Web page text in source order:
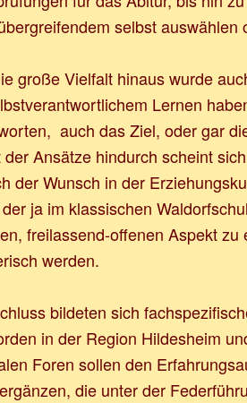
selbst auswählen
große Vielfalt hinaus wurde
Lernen
auch das Ziel, oder gar
der Ansätze hindurch scheint
der Wunsch in der
ja im klassischen
freilassend-offenen Aspekt
werden.
bildeten sich
in der Region Hildesheim
Foren sollen den
die unter der